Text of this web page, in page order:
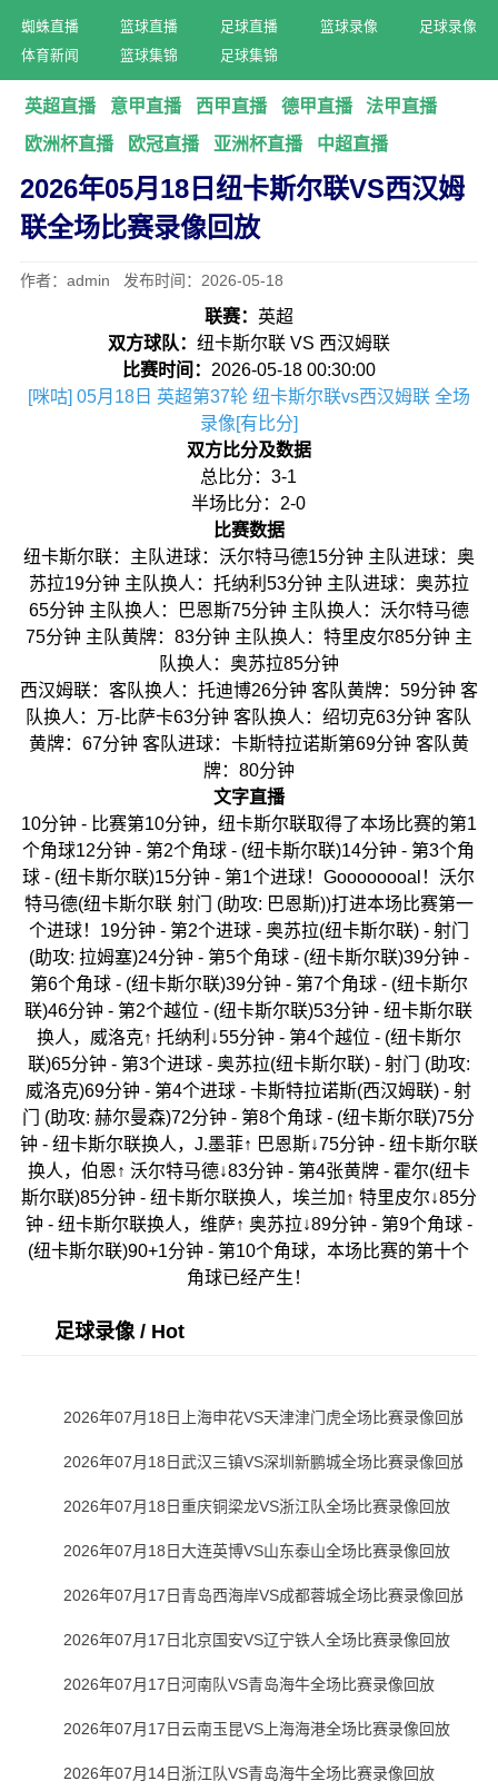
蜘蛛直播 篮球直播 足球直播 篮球录像
足球录像
体育新闻
篮球集锦 足球集锦
英超直播 意甲直播 西甲直播 德甲直播
法甲直播
欧洲杯直播
欧冠直播 亚洲杯直播 中超直播
2026年05月18日纽卡斯尔联VS西汉姆
联全场比赛录像回放
作者：admin 发布时间：2026-05-18
联赛： 英超
双方球队： 纽卡斯尔联 VS 西汉姆联
比赛时间： 2026-05-18 00:30:00
[咪咕] 05月18日 英超第37轮 纽卡斯尔联vs西汉姆联 全场
录像[有比分]
双方比分及数据
总比分：3-1
半场比分：2-0
比赛数据
纽卡斯尔联：主队进球：沃尔特马德15分钟 主队进球：奥
苏拉19分钟 主队换人：托纳利53分钟 主队进球：奥苏拉
65分钟 主队换人：巴恩斯75分钟 主队换人：沃尔特马德
75分钟 主队黄牌：83分钟 主队换人：特里皮尔85分钟 主
队换人：奥苏拉85分钟
西汉姆联：客队换人：托迪博26分钟 客队黄牌：59分钟 客
队换人：万-比萨卡63分钟 客队换人：绍切克63分钟 客队
黄牌：67分钟 客队进球：卡斯特拉诺斯第69分钟 客队黄
牌：80分钟
文字直播
10分钟 - 比赛第10分钟，纽卡斯尔联取得了本场比赛的第1
个角球12分钟 - 第2个角球 - (纽卡斯尔联)14分钟 - 第3个角
球 - (纽卡斯尔联)15分钟 - 第1个进球！Goooooooal！沃尔
特马德(纽卡斯尔联 射门 (助攻: 巴恩斯))打进本场比赛第一
个进球！19分钟 - 第2个进球 - 奥苏拉(纽卡斯尔联) - 射门
(助攻: 拉姆塞)24分钟 - 第5个角球 - (纽卡斯尔联)39分钟 -
第6个角球 - (纽卡斯尔联)39分钟 - 第7个角球 - (纽卡斯尔
联)46分钟 - 第2个越位 - (纽卡斯尔联)53分钟 - 纽卡斯尔联
换人，威洛克↑ 托纳利↓55分钟 - 第4个越位 - (纽卡斯尔
联)65分钟 - 第3个进球 - 奥苏拉(纽卡斯尔联) - 射门 (助攻:
威洛克)69分钟 - 第4个进球 - 卡斯特拉诺斯(西汉姆联) - 射
门 (助攻: 赫尔曼森)72分钟 - 第8个角球 - (纽卡斯尔联)75分
钟 - 纽卡斯尔联换人，J.墨菲↑ 巴恩斯↓75分钟 - 纽卡斯尔联
换人，伯恩↑ 沃尔特马德↓83分钟 - 第4张黄牌 - 霍尔(纽卡
斯尔联)85分钟 - 纽卡斯尔联换人，埃兰加↑ 特里皮尔↓85分
钟 - 纽卡斯尔联换人，维萨↑ 奥苏拉↓89分钟 - 第9个角球 -
(纽卡斯尔联)90+1分钟 - 第10个角球，本场比赛的第十个
角球已经产生！
足球录像 / Hot
2026年07月18日上海申花VS天津津门虎全场比赛录像回放
2026年07月18日武汉三镇VS深圳新鹏城全场比赛录像回放
2026年07月18日重庆铜梁龙VS浙江队全场比赛录像回放
2026年07月18日大连英博VS山东泰山全场比赛录像回放
2026年07月17日青岛西海岸VS成都蓉城全场比赛录像回放
2026年07月17日北京国安VS辽宁铁人全场比赛录像回放
2026年07月17日河南队VS青岛海牛全场比赛录像回放
2026年07月17日云南玉昆VS上海海港全场比赛录像回放
2026年07月14日浙江队VS青岛海牛全场比赛录像回放